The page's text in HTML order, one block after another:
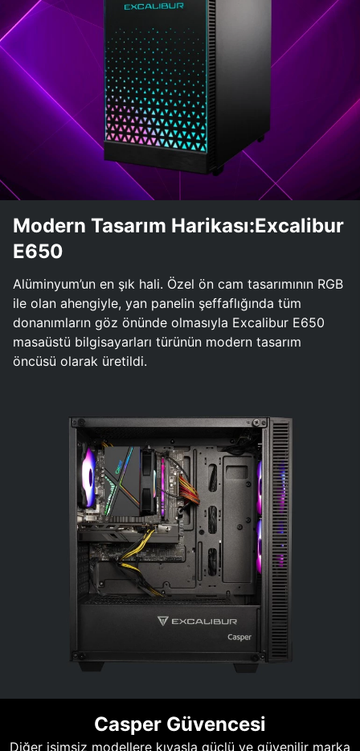
Modern Tasarım Harikası:Excalibur
E650
Alüminyum’un en şık hali. Özel ön cam tasarımının RGB
ile olan ahengiyle, yan panelin şeffaflığında tüm
donanımların göz önünde olmasıyla Excalibur E650
masaüstü bilgisayarları türünün modern tasarım
öncüsü olarak üretildi.
Casper Güvencesi
Diğer isimsiz modellere kıyasla güçlü ve güvenilir marka